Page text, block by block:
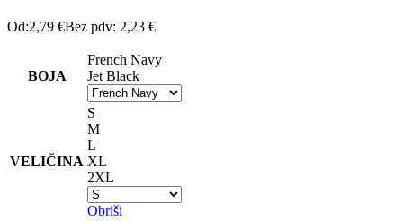
Od:2,79 €Bez pdv: 2,23 €
BOJA
French Navy
Jet Black
VELIČINA
S
M
L
XL
2XL
Obriši